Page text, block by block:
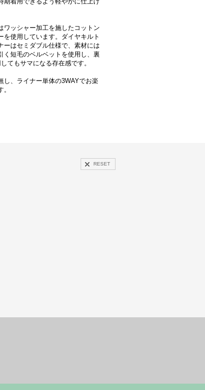
ワッシャー加工を施したコットン
を使用しています。ダイヤキルト
ーはセミダブル仕様で、素材には
く短毛のベルベットを使用し、裏
てもサマになる存在感です。
し、ライナー単体の3WAYでお楽
RESET